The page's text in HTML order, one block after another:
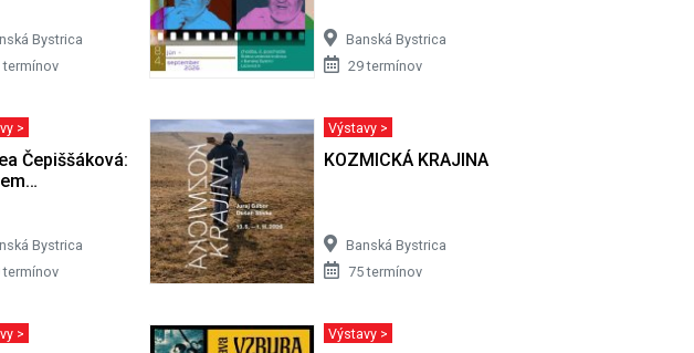
Bystrica
termínov
Banská Bystrica
29 termínov
>
Čepiššáková: Horím, potom
Bystrica
termínov
Výstavy >
KOZMICKÁ KRAJINA
Banská Bystrica
75 termínov
> Výstavy >